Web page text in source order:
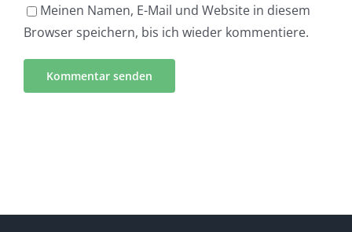
Meinen Namen, E-Mail und Website in diesem
Browser speichern, bis ich wieder kommentiere.